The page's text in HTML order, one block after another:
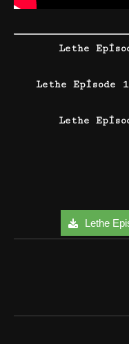
Lethe
Lethe Episode 1
Lethe
Lethe